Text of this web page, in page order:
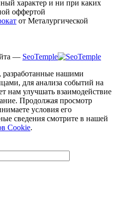
характер и ни при каких
оффертой
от Металургической
— SeoTemple
нашими
для анализа событий на
нам улучшать взаимодействие
Продолжая просмотр
условия его
сведения смотрите в нашей
Cookie.